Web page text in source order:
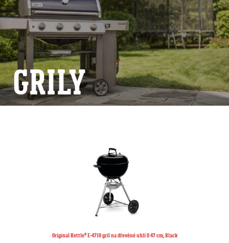
GRILY
Original Kettle® E-4710 gril na dřevěné uhlí O 47 cm, Black